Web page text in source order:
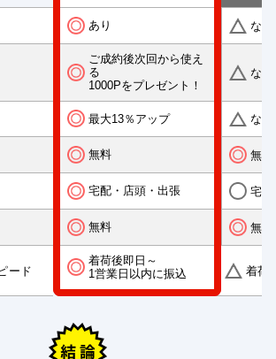
あり なし
ご成約後次回から使え
る
1000Pをプレゼント！
なし
最大13％アップ なし
無料 無料
宅配・店頭・出張 宅配
無料 無料
ード
着荷後即日～
1営業日以内に振込
着荷